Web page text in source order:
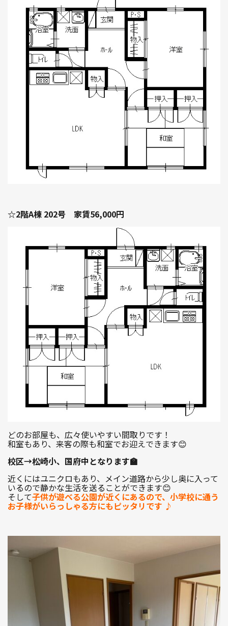
☆2階A棟 202号 家賃56,000円
どのお部屋も、広々使いやすい間取りです！
和室もあり、来客の際も和室でお迎えできます😊
校区→松崎小、国府中となります🏫
近くにはユニクロもあり、メイン道路から少し奥に入って
いるので静かな生活を送ることができます😊
そして子供が遊べる公園が近くにあるので、小学校に通う
お子様がいらっしゃる方にもピッタリです ♪